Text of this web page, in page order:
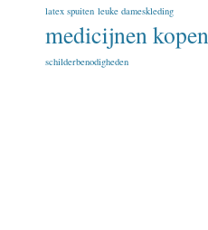
latex spuiten leuke dameskleding
medicijnen kopen
schilderbenodigheden